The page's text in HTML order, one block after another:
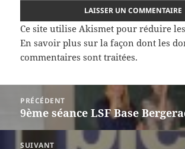
Ce site utilise Akismet pour réduire
En savoir plus sur la façon dont les
commentaires sont traitées.
l’article
PRÉCÉDENT
Article
9ème séance LSF Base
SUIVANT